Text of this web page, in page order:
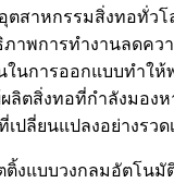
ตสาหกรรมสิ่งทอทั่ว
าพการทำงานลดคว
นการออกแบบทำให้
ลิตสิ่งทอที่กำลังมองห
ปลี่ยนแปลงอย่างรวด
ติ้งแบบวงกลมอัตโนมั